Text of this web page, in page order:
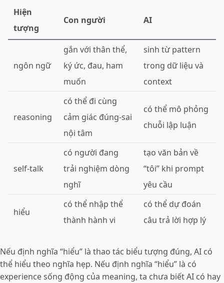
Hiện
tượng
Con người AI
ngôn ngữ
gắn với thân thể,
ký ức, đau, ham
muốn
sinh từ pattern
trong dữ liệu và
context
reasoning
có thể đi cùng
cảm giác đúng-sai
nội tâm
có thể mô phỏng
chuỗi lập luận
self-talk
có người đang
trải nghiệm dòng
nghĩ
tạo văn bản về
“tôi” khi prompt
yêu cầu
hiểu
có thể nhập thể
thành hành vi
có thể dự đoán
câu trả lời hợp lý
Nếu định nghĩa “hiểu” là thao tác biểu tượng đúng, AI có
thể hiểu theo nghĩa hẹp. Nếu định nghĩa “hiểu” là có
experience sống động của meaning, ta chưa biết AI có hay